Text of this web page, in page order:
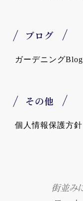
ブログ
ガーデニングBlog
その他
個人情報保護方針